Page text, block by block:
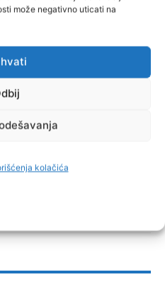
može negativno uticati na
kolačića